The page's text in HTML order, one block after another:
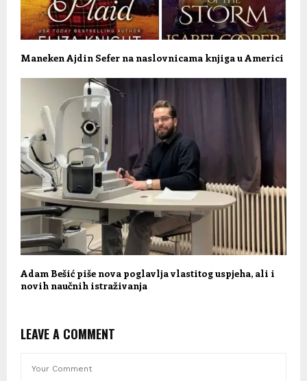
Maneken Ajdin Sefer na naslovnicama knjiga u Americi
Adam Bešić piše nova poglavlja vlastitog uspjeha, ali i
novih naučnih istraživanja
LEAVE A COMMENT